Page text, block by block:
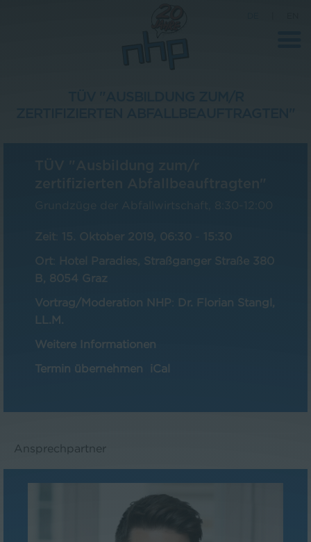
Pressebereich
Kontakt
Zeit 15. Oktober 2019, 06:30
15:30
Ort
Hotel Paradies, Straßganger Straße 380
B, 8054 Graz
Vortrag/Moderation NHP
Dr. Florian Stangl,
LL.M.
Weitere Informationen
Termin übernehmen
iCal
Ansprechpartner